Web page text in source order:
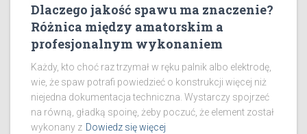
Dlaczego jakość spawu ma znaczenie?
Różnica między amatorskim a
profesjonalnym wykonaniem
Każdy, kto choć raz trzymał w ręku palnik albo elektrodę,
wie, że spaw potrafi powiedzieć o konstrukcji więcej niż
niejedna dokumentacja techniczna. Wystarczy spojrzeć
na równą, gładką spoinę, żeby poczuć, że element został
wykonany z Dowiedz się więcej